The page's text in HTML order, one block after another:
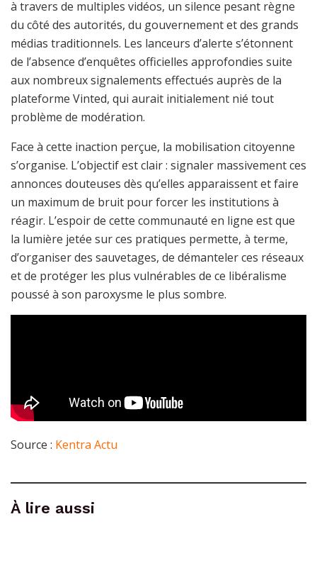
à travers de multiples vidéos, un silence pesant règne
du côté des autorités, du gouvernement et des grands
médias traditionnels. Les lanceurs d’alerte s’étonnent
de l’absence d’enquêtes officielles approfondies suite
aux nombreux signalements effectués auprès de la
plateforme Vinted, qui aurait initialement nié tout
problème de modération.
Face à cette inaction perçue, la mobilisation citoyenne
s’organise. L’objectif est clair : signaler massivement ces
annonces douteuses dès qu’elles apparaissent et faire
un maximum de bruit pour forcer les institutions à
réagir. L’espoir de cette communauté en ligne est que
la lumière jetée sur ces pratiques permette, à terme,
d’organiser des sauvetages, de démanteler ces réseaux
et de protéger les plus vulnérables de ce libéralisme
poussé à son paroxysme le plus sombre.
Source : Kentra Actu
À lire aussi